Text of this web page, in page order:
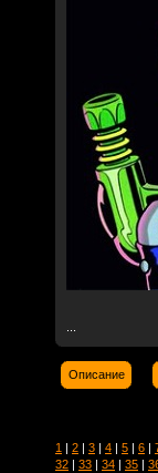
Описание
1 | 2 | 3 | 4 | 5 | 6 |
32 | 33 | 34 | 35 |